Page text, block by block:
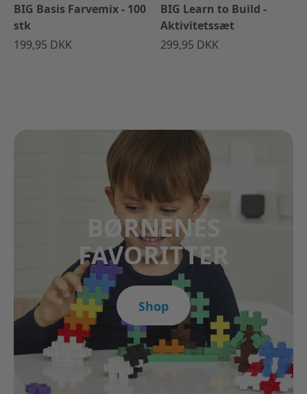
BIG Basis Farvemix - 100
stk
199,95 DKK
BIG Learn to Build -
Aktivitetssæt
299,95 DKK
BØRNENES
FAVORITTER
Shop